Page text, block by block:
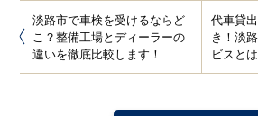
淡路市で車検を受けるならど
こ？整備工場とディーラーの
違いを徹底比較します！
代車貸
き！淡
ビスと